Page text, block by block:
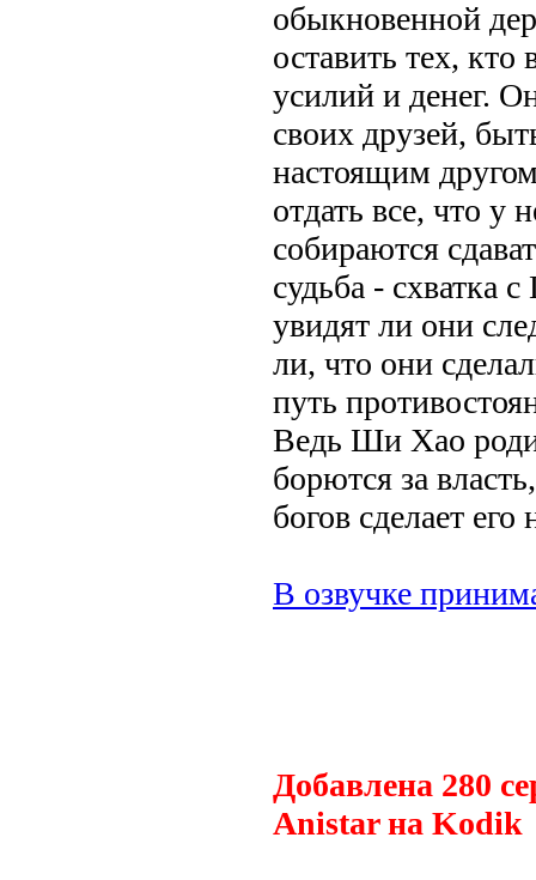
обыкновенной
оставить тех, кто
усилий и денег.
своих друзей,
настоящим
отдать все, что у
собираются
судьба - схватка
увидят ли они
ли, что они
путь
Ведь Ши Хао
борются за
богов сделает
В озвучке
Добавлена 280
Anistar на Kodik